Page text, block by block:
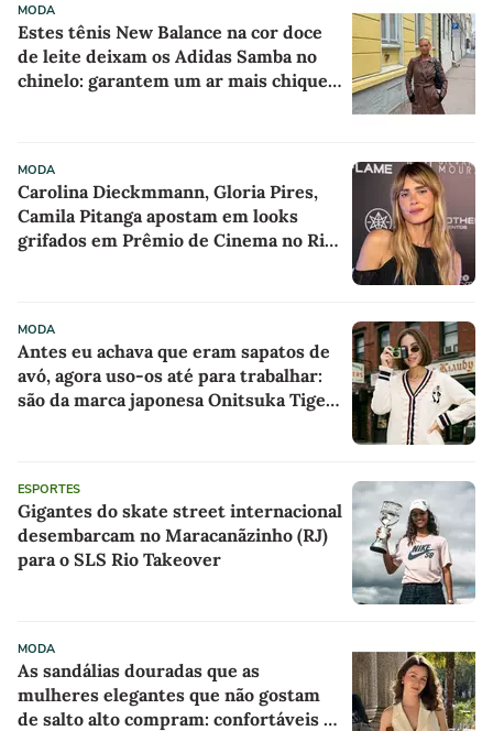
MODA
Estes tênis New Balance na cor doce
de leite deixam os Adidas Samba no
chinelo: garantem um ar mais chique e
MODA
Carolina Dieckmmann, Gloria Pires,
Camila Pitanga apostam em looks
grifados em Prêmio de Cinema no Rio
MODA
Antes eu achava que eram sapatos de
avó, agora uso-os até para trabalhar:
são da marca japonesa Onitsuka Tiger,
ESPORTES
Gigantes do skate street internacional
desembarcam no Maracanãzinho (RJ)
para o SLS Rio Takeover
MODA
As sandálias douradas que as
mulheres elegantes que não gostam
de salto alto compram: confortáveis e